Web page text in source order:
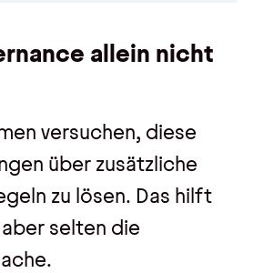
allein nicht
versuchen, diese
über zusätzliche
zu lösen. Das hilft
selten die